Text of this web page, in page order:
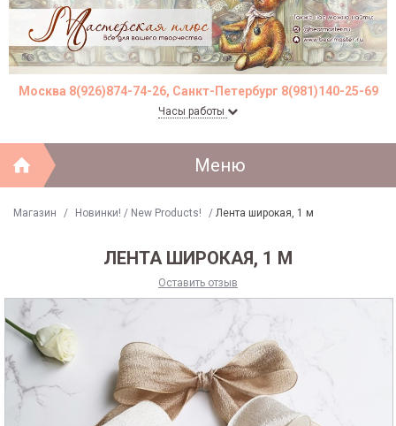
Москва 8(926)874-74-26, Санкт-Петербург 8(981)140-25-69
Часы работы
Меню
Магазин / Новинки! / New Products! / Лента широкая, 1 м
ЛЕНТА ШИРОКАЯ, 1 М
Оставить отзыв